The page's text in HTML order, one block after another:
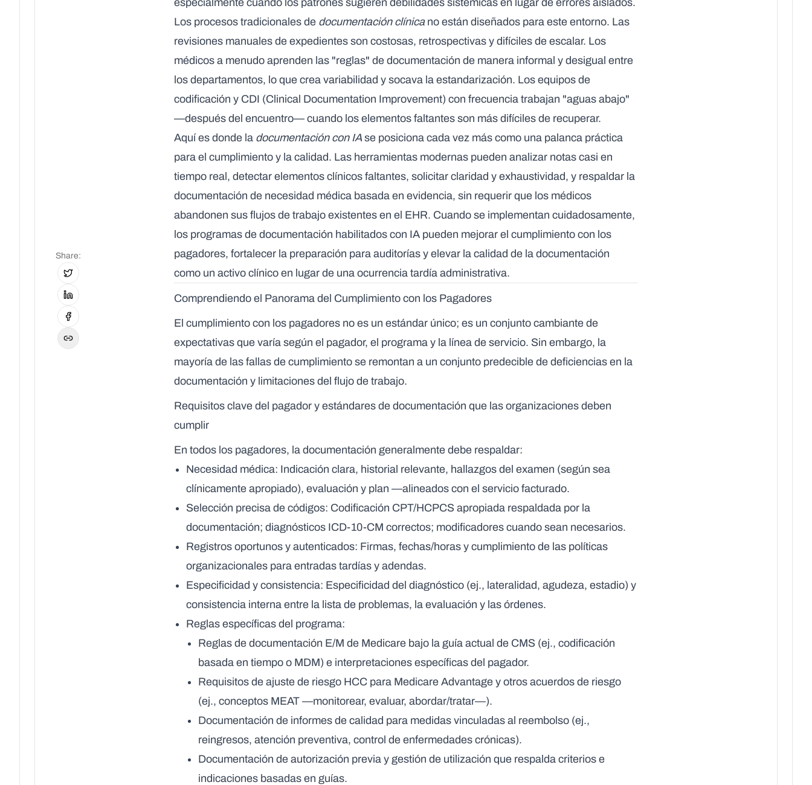
Share:
especialmente cuando los patrones sugieren debilidades sistémicas en lugar de errores aislados.
Los procesos tradicionales de documentación clínicano están diseñados para este entorno. Las
revisiones manuales de expedientes son costosas, retrospectivas y difíciles de escalar. Los
médicos a menudo aprenden las "reglas" de documentación de manera informal y desigual entre
los departamentos, lo que crea variabilidad y socava la estandarización. Los equipos de
codificación y CDI (Clinical Documentation Improvement) con frecuencia trabajan "aguas abajo"
—después del encuentro— cuando los elementos faltantes son más difíciles de recuperar.
Aquí es donde la documentación con IA se posiciona cada vez más como una palanca práctica
para el cumplimiento y la calidad. Las herramientas modernas pueden analizar notas casi en
tiempo real, detectar elementos clínicos faltantes, solicitar claridad y exhaustividad, y respaldar la
documentación de necesidad médica basada en evidencia, sin requerir que los médicos
abandonen sus flujos de trabajo existentes en el EHR. Cuando se implementan cuidadosamente,
los programas de documentación habilitados con IA pueden mejorar el cumplimiento con los
pagadores, fortalecer la preparación para auditorías y elevar la calidad de la documentación
como un activo clínico en lugar de una ocurrencia tardía administrativa.
Comprendiendo el Panorama del Cumplimiento con los Pagadores
El cumplimiento con los pagadores no es un estándar único; es un conjunto cambiante de
expectativas que varía según el pagador, el programa y la línea de servicio. Sin embargo, la
mayoría de las fallas de cumplimiento se remontan a un conjunto predecible de deficiencias en la
documentación y limitaciones del flujo de trabajo.
Requisitos clave del pagador y estándares de documentación que las organizaciones deben
cumplir
En todos los pagadores, la documentación generalmente debe respaldar:
Necesidad médica: Indicación clara, historial relevante, hallazgos del examen (según sea
clínicamente apropiado), evaluación y plan —alineados con el servicio facturado.
Selección precisa de códigos: Codificación CPT/HCPCS apropiada respaldada por la
documentación; diagnósticos ICD-10-CM correctos; modificadores cuando sean necesarios.
Registros oportunos y autenticados: Firmas, fechas/horas y cumplimiento de las políticas
organizacionales para entradas tardías y adendas.
Especificidad y consistencia: Especificidad del diagnóstico (ej., lateralidad, agudeza, estadio) y
consistencia interna entre la lista de problemas, la evaluación y las órdenes.
Reglas específicas del programa:
Reglas de documentación E/M de Medicare bajo la guía actual de CMS (ej., codificación
basada en tiempo o MDM) e interpretaciones específicas del pagador.
Requisitos de ajuste de riesgo HCC para Medicare Advantage y otros acuerdos de riesgo
(ej., conceptos MEAT —monitorear, evaluar, abordar/tratar—).
Documentación de informes de calidad para medidas vinculadas al reembolso (ej.,
reingresos, atención preventiva, control de enfermedades crónicas).
Documentación de autorización previa y gestión de utilización que respalda criterios e
indicaciones basadas en guías.